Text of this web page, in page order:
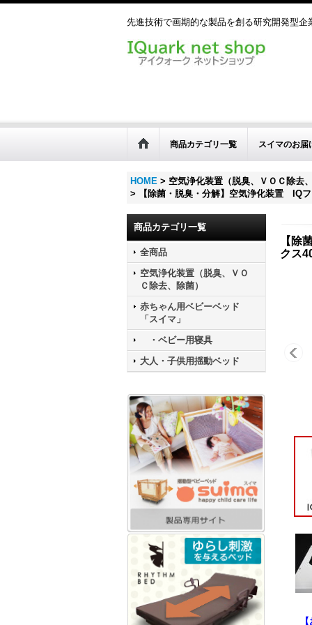
先進技術で画期的な製品を創る研究開発型
商品カテゴリ一覧 スイマのお届
HOME > 空気浄化装置（脱臭、ＶＯＣ除去
>
【除菌・脱臭・分解】空気浄化装置 IQ
商品カテゴリ一覧
全商品
空気浄化装置（脱臭、ＶＯ
Ｃ除去、除菌）
赤ちゃん用ベビーベッド
「スイマ」
・ベビー用寝具
大人・子供用揺動ベッド
【除
クス